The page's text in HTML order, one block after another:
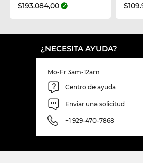
$193.084,00
¿NECESITA AYUDA?
Mo-Fr 3am-12am
Centro de ayuda
Enviar una solicitud
+1 929-470-7868